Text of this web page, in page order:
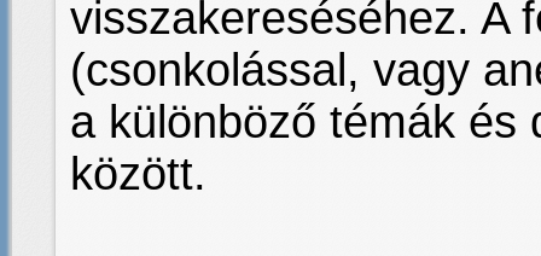
visszakereséséhez. A
(csonkolással, vagy
a különböző témák és
között.